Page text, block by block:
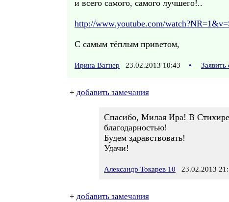
и всего самого, самого лучшего!..
http://www.youtube.com/
С самым тёплым приветом,
Ирина Вагнер 23.02.2013 10:43 •
+ добавить замечания
Спасибо, Милая Ира! В
благодарностью!
Будем здравствовать!
Удачи!
Александр Токарев 10 23.02.2013
+ добавить замечания